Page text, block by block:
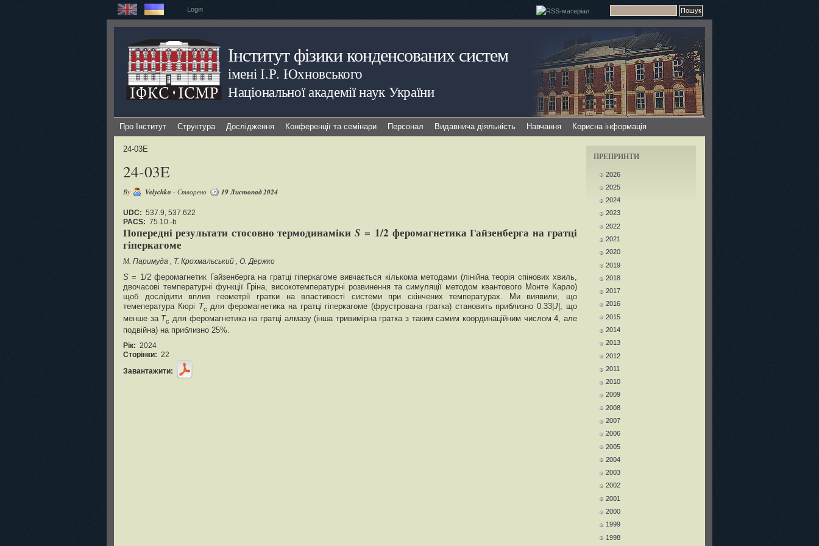
Login
Інститут фізики конденсованих систем
імені І.Р. Юхновського
Національної академії наук України
Про Інститут Структура Дослідження Конференції та семінари Персонал Видавнича діяльність Навчання Корисна інформація
24-03E
24-03E
By Velychko - Створено 19 Листопад 2024
UDC: 537.9, 537.622
PACS: 75.10.-b
Попередні результати стосовно термодинаміки S= 1/2 феромагнетика Гайзенберга на гратці
гіперкагоме
М. Паримуда Т. Крохмальський О. Держко
S = 1/2 феромагнетик Гайзенберга на гратці гіперкагоме вивчається кількома методами (лінійна теорія спінових хвиль,
двочасові температурні функції Гріна, високотемпературні розвинення та симуляції методом квантового Монте Карло)
щоб дослідити вплив геометрії гратки на властивості системи при скінчених температурах. Ми виявили, що
темепература Кюрі Tc для феромагнетика на гратці гіперкагоме (фрустрована гратка) становить приблизно 0.33|J |, що
менше за Tc для феромагнетика на гратці алмазу (інша тривимірна гратка з таким самим координаційним числом 4, але
подвійна) на приблизно 25%.
Рік: 2024
Сторінки: 22
Завантажити:
ПРЕПРИНТИ
2026
2025
2024
2023
2022
2021
2020
2019
2018
2017
2016
2015
2014
2013
2012
2011
2010
2009
2008
2007
2006
2005
2004
2003
2002
2001
2000
1999
1998